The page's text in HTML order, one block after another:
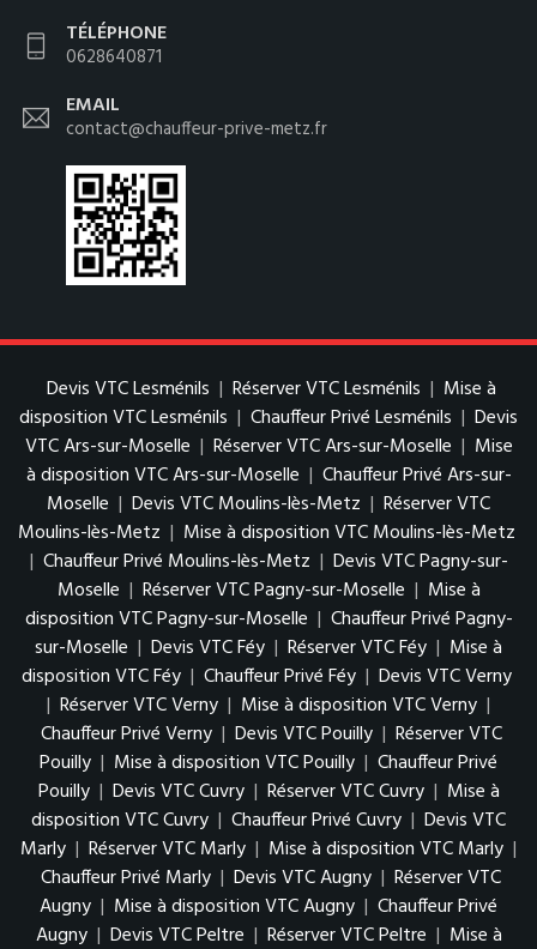
TÉLÉPHONE
0628640871
EMAIL
contact@chauffeur-prive-metz.fr
Devis VTC Lesménils | Réserver VTC Lesménils | Mise à
disposition VTC Lesménils | Chauffeur Privé Lesménils | Devis
VTC Ars-sur-Moselle | Réserver VTC Ars-sur-Moselle | Mise
à disposition VTC Ars-sur-Moselle | Chauffeur Privé Ars-sur-
Moselle | Devis VTC Moulins-lès-Metz | Réserver VTC
Moulins-lès-Metz | Mise à disposition VTC Moulins-lès-Metz
| Chauffeur Privé Moulins-lès-Metz | Devis VTC Pagny-sur-
Moselle | Réserver VTC Pagny-sur-Moselle | Mise à
disposition VTC Pagny-sur-Moselle | Chauffeur Privé Pagny-
sur-Moselle | Devis VTC Féy | Réserver VTC Féy | Mise à
disposition VTC Féy | Chauffeur Privé Féy | Devis VTC Verny
| Réserver VTC Verny | Mise à disposition VTC Verny |
Chauffeur Privé Verny | Devis VTC Pouilly | Réserver VTC
Pouilly | Mise à disposition VTC Pouilly | Chauffeur Privé
Pouilly | Devis VTC Cuvry | Réserver VTC Cuvry | Mise à
disposition VTC Cuvry | Chauffeur Privé Cuvry | Devis VTC
Marly | Réserver VTC Marly | Mise à disposition VTC Marly |
Chauffeur Privé Marly | Devis VTC Augny | Réserver VTC
Augny | Mise à disposition VTC Augny | Chauffeur Privé
Augny | Devis VTC Peltre | Réserver VTC Peltre | Mise à